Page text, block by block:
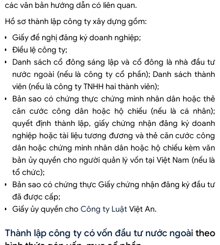
các văn bản hướng dẫn có liên quan.
Hồ sơ thành lập công ty xây dựng gồm:
Giấy đề nghị đăng ký doanh nghiệp;
Điều lệ công ty;
Danh sách cổ đông sáng lập và cổ đông là nhà đầu tư
nước ngoài (nếu là công ty cổ phần); Danh sách thành
viên (nếu là công ty TNHH hai thành viên);
Bản sao có chứng thực chứng minh nhân dân hoặc thẻ
căn cước công dân hoặc hộ chiếu (nếu là cá nhân);
quyết định thành lập, giấy chứng nhận đăng ký doanh
nghiệp hoặc tài liệu tương đương và thẻ căn cước công
dân hoặc chứng minh nhân dân hoặc hộ chiếu kèm văn
bản ủy quyền cho người quản lý vốn tại Việt Nam (nếu là
tổ chức);
Bản sao có chứng thực Giấy chứng nhận đăng ký đầu tư
đã được cấp;
Giấy ủy quyền cho Công ty Luật Việt An.
Thành lập công ty có vốn đầu tư nước ngoài theo